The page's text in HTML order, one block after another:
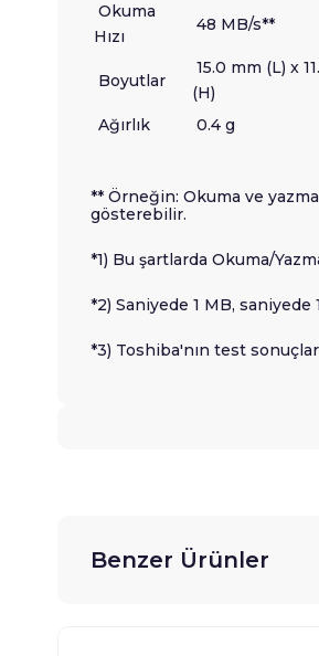
Okuma
Hızı
48 MB/s**
Boyutlar
15.0 mm (L) x
(H)
Ağırlık
0.4 g
** Örneğin: Okuma ve yazma
gösterebilir.
*1) Bu şartlarda Okuma/
*2) Saniyede 1 MB,
*3) Toshiba'nın test
Benzer Ürünler